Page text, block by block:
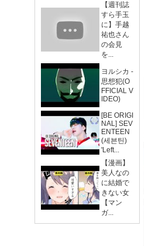
【週刊誌
すら手玉
に】手越
祐也さん
の会見
を...
ヨルシカ -
思想犯(O
FFICIAL V
IDEO)
[BE ORIGI
NAL] SEV
ENTEEN
(세븐틴)
'Left...
【漫画】
美人なの
に結婚で
きない女
【マン
ガ...